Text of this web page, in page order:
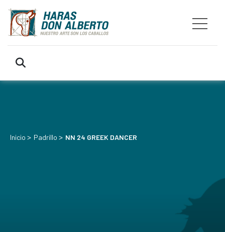
Inicio > Padrillo > NN 24 GREEK DANCER